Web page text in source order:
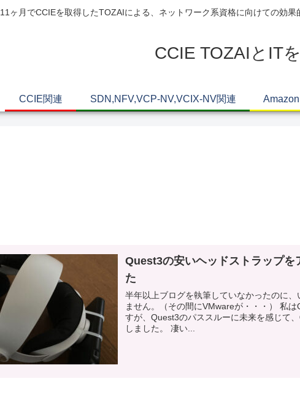
11ヶ月でCCIEを取得したTOZAIによる、ネットワーク系資格に向けての効
CCIE TOZAIとIT
CCIE関連 SDN,NFV,VCP-NV,VCIX-NV関連
Quest3の安いヘッドストラップを
た
半年以上ブログを執筆していなかったのに
ません。（その間にVMwareが・・・） 私
すが、Quest3のパススルーに未来を感じて
しました。 凄い...